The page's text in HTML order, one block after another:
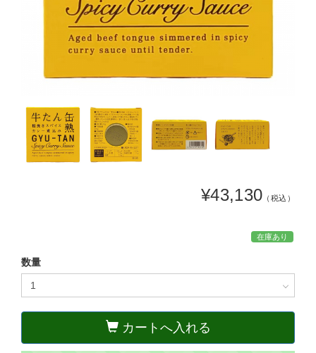
¥43,130 （税込）
在庫あり
数量
カートへ入れる